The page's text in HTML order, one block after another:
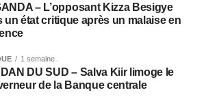
– L’opposant Kizza Besigye
un état critique après un malaise en
1 semaine .
DU SUD – Salva Kiir limoge le
de la Banque centrale